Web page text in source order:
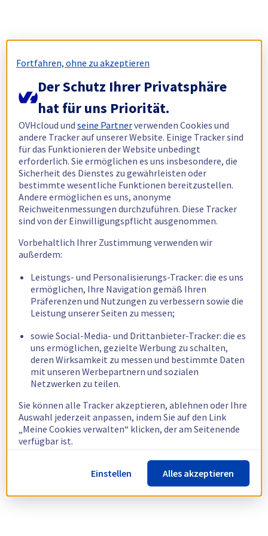
Fortfahren, ohne zu akzeptieren
Der Schutz Ihrer Privatsphäre
hat für uns Priorität.
OVHcloud undseine Partnerverwenden Cookies und
andere Tracker auf unserer Website. Einige Tracker sind
für das Funktionieren der Website unbedingt
erforderlich. Sie ermöglichen es uns insbesondere, die
Sicherheit des Dienstes zu gewährleisten oder
bestimmte wesentliche Funktionen bereitzustellen.
Andere ermöglichen es uns, anonyme
Reichweitenmessungen durchzuführen. Diese Tracker
sind von der Einwilligungspflicht ausgenommen.
Vorbehaltlich Ihrer Zustimmung verwenden wir
außerdem:
Leistungs- und Personalisierungs-Tracker: die es uns
ermöglichen, Ihre Navigation gemäß Ihren
Präferenzen und Nutzungen zu verbessern sowie die
Leistung unserer Seiten zu messen;
sowie Social-Media- und Drittanbieter-Tracker: die es
uns ermöglichen, gezielte Werbung zu schalten,
deren Wirksamkeit zu messen und bestimmte Daten
mit unseren Werbepartnern und sozialen
Netzwerken zu teilen.
Sie können alle Tracker akzeptieren, ablehnen oder Ihre
Auswahl jederzeit anpassen, indem Sie auf den Link
„Meine Cookies verwalten“ klicken, der am Seitenende
verfügbar ist.
Weitere Informationen finden Sie in unsererRichtlinie
zur Verwendung von Cookies.
Einstellen Alles akzeptieren